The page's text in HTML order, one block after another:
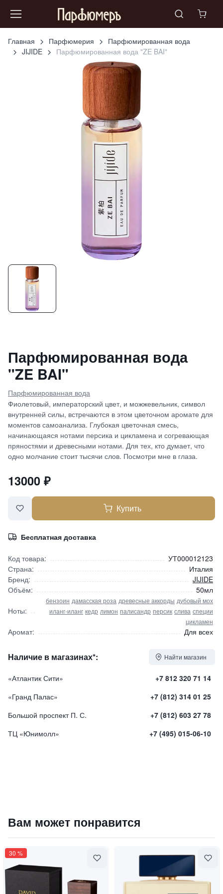
Главная Парфюмерия
Парфюмированная вода
JIJIDE
Парфюмированная вода "ZE BAI"
Парфюмированная вода
"ZE BAI"
Парфюмированная вода
Фиолетовый, императорский цвет, и можжевельник, символ
внутренней силы, встречаются в этом цветочном аромате для
моментов самоанализа. Глубокая цветочная смесь,
начинающаяся нотами персика и цикламена и согревающая
пряностями и древесными нотами. Для тех, кто думает, что
одно молчание стоит тысячи слов. Посмотри мне в глаза.
13000 ₽
Купить
Бесплатная доставка
Код товара:
УТ000012123
Страна:
Италия
Бренд:
JIJIDE
Объём:
50мл
Ноты:
бензоин дамасская роза древесные аккорды дубовый мох
иланг-иланг кедр лимон палисандр персик слива специи
цикламен
Аромат: Для всех
Наличие в магазинах*: Найти магазин
«Атлантик Сити»
+7 812 320 71 14
«Гранд Палас»
+7 (812) 314 01 25
Большой проспект П. С.
+7 (812) 603 27 78
ТЦ «Юнимолл»
+7 (495) 015-06-10
13000₽9 840 ₽
Вам может понравится
30 %